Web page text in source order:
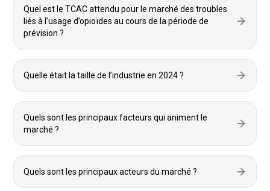
Quel est le TCAC attendu pour le marché des troubles
liés à l’usage d’opioïdes au cours de la période de
prévision ?
Quelle était la taille de l’industrie en 2024 ?
Quels sont les principaux facteurs qui animent le
marché ?
Quels sont les principaux acteurs du marché ?